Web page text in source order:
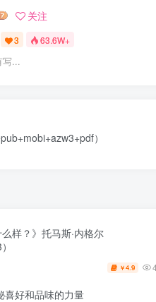
关注
3 63.6W+
写...
）
样？》托马斯·内格尔
￥4.9
喜好和品味的力量